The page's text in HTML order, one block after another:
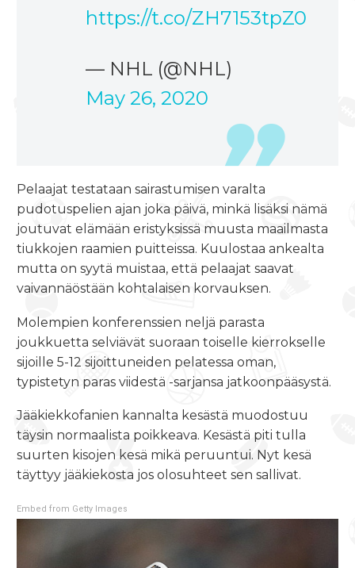
https://t.co/ZH7153tpZ0
— NHL (@NHL)
May 26, 2020
Pelaajat testataan sairastumisen varalta
pudotuspelien ajan joka päivä, minkä lisäksi nämä
joutuvat elämään eristyksissä muusta maailmasta
tiukkojen raamien puitteissa. Kuulostaa ankealta
mutta on syytä muistaa, että pelaajat saavat
vaivannäöstään kohtalaisen korvauksen.
Molempien konferenssien neljä parasta
joukkuetta selviävät suoraan toiselle kierrokselle
sijoille 5-12 sijoittuneiden pelatessa oman,
typistetyn paras viidestä -sarjansa jatkoonpääsystä.
Jääkiekkofanien kannalta kesästä muodostuu
täysin normaalista poikkeava. Kesästä piti tulla
suurten kisojen kesä mikä peruuntui. Nyt kesä
täyttyy jääkiekosta jos olosuhteet sen sallivat.
Embed from Getty Images